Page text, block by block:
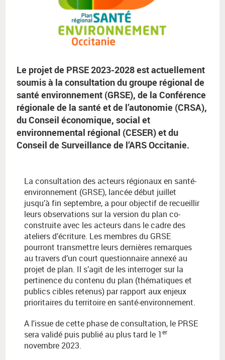
Le projet de PRSE 2023-2028 est actuellement
soumis à la consultation du groupe régional de
santé environnement (GRSE), de la Conférence
régionale de la santé et de l’autonomie (CRSA),
du Conseil économique, social et
environnemental régional (CESER) et du
Conseil de Surveillance de l’ARS Occitanie.
La consultation des acteurs régionaux en santé-
environnement (GRSE), lancée début juillet
jusqu’à fin septembre, a pour objectif de recueillir
leurs observations sur la version du plan co-
construite avec les acteurs dans le cadre des
ateliers d’écriture. Les membres du GRSE
pourront transmettre leurs dernières remarques
au travers d’un court questionnaire annexé au
projet de plan. Il s’agit de les interroger sur la
pertinence du contenu du plan (thématiques et
publics cibles retenus) par rapport aux enjeux
prioritaires du territoire en santé-environnement.
A l'issue de cette phase de consultation, le PRSE
sera validé puis publié au plus tard le 1er
novembre 2023.